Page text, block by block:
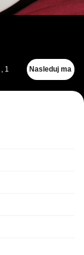
, 1
Nasleduj ma